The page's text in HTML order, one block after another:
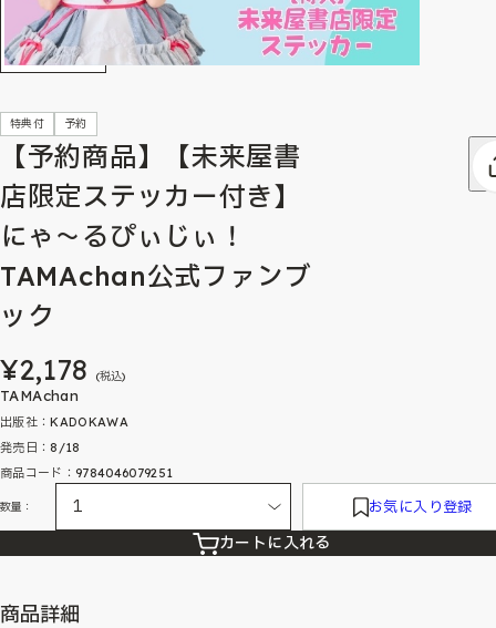
特典付 予約
【予約商品】【未来屋書
店限定ステッカー付き】
にゃ～るぴぃじぃ！
TAMAchan公式ファンブ
ック
¥2,178 (税込)
TAMAchan
出版社：KADOKAWA
発売日：8/18
商品コード：9784046079251
数量： お気に入り登録
カートに入れる
商品詳細